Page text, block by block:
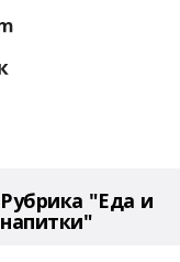
Рубрика "Еда и
напитки"